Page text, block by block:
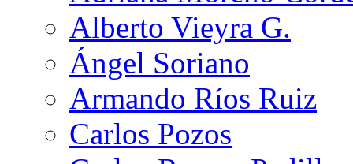
Alberto Vieyra G.
Ángel Soriano
Armando Ríos Ruiz
Carlos Pozos